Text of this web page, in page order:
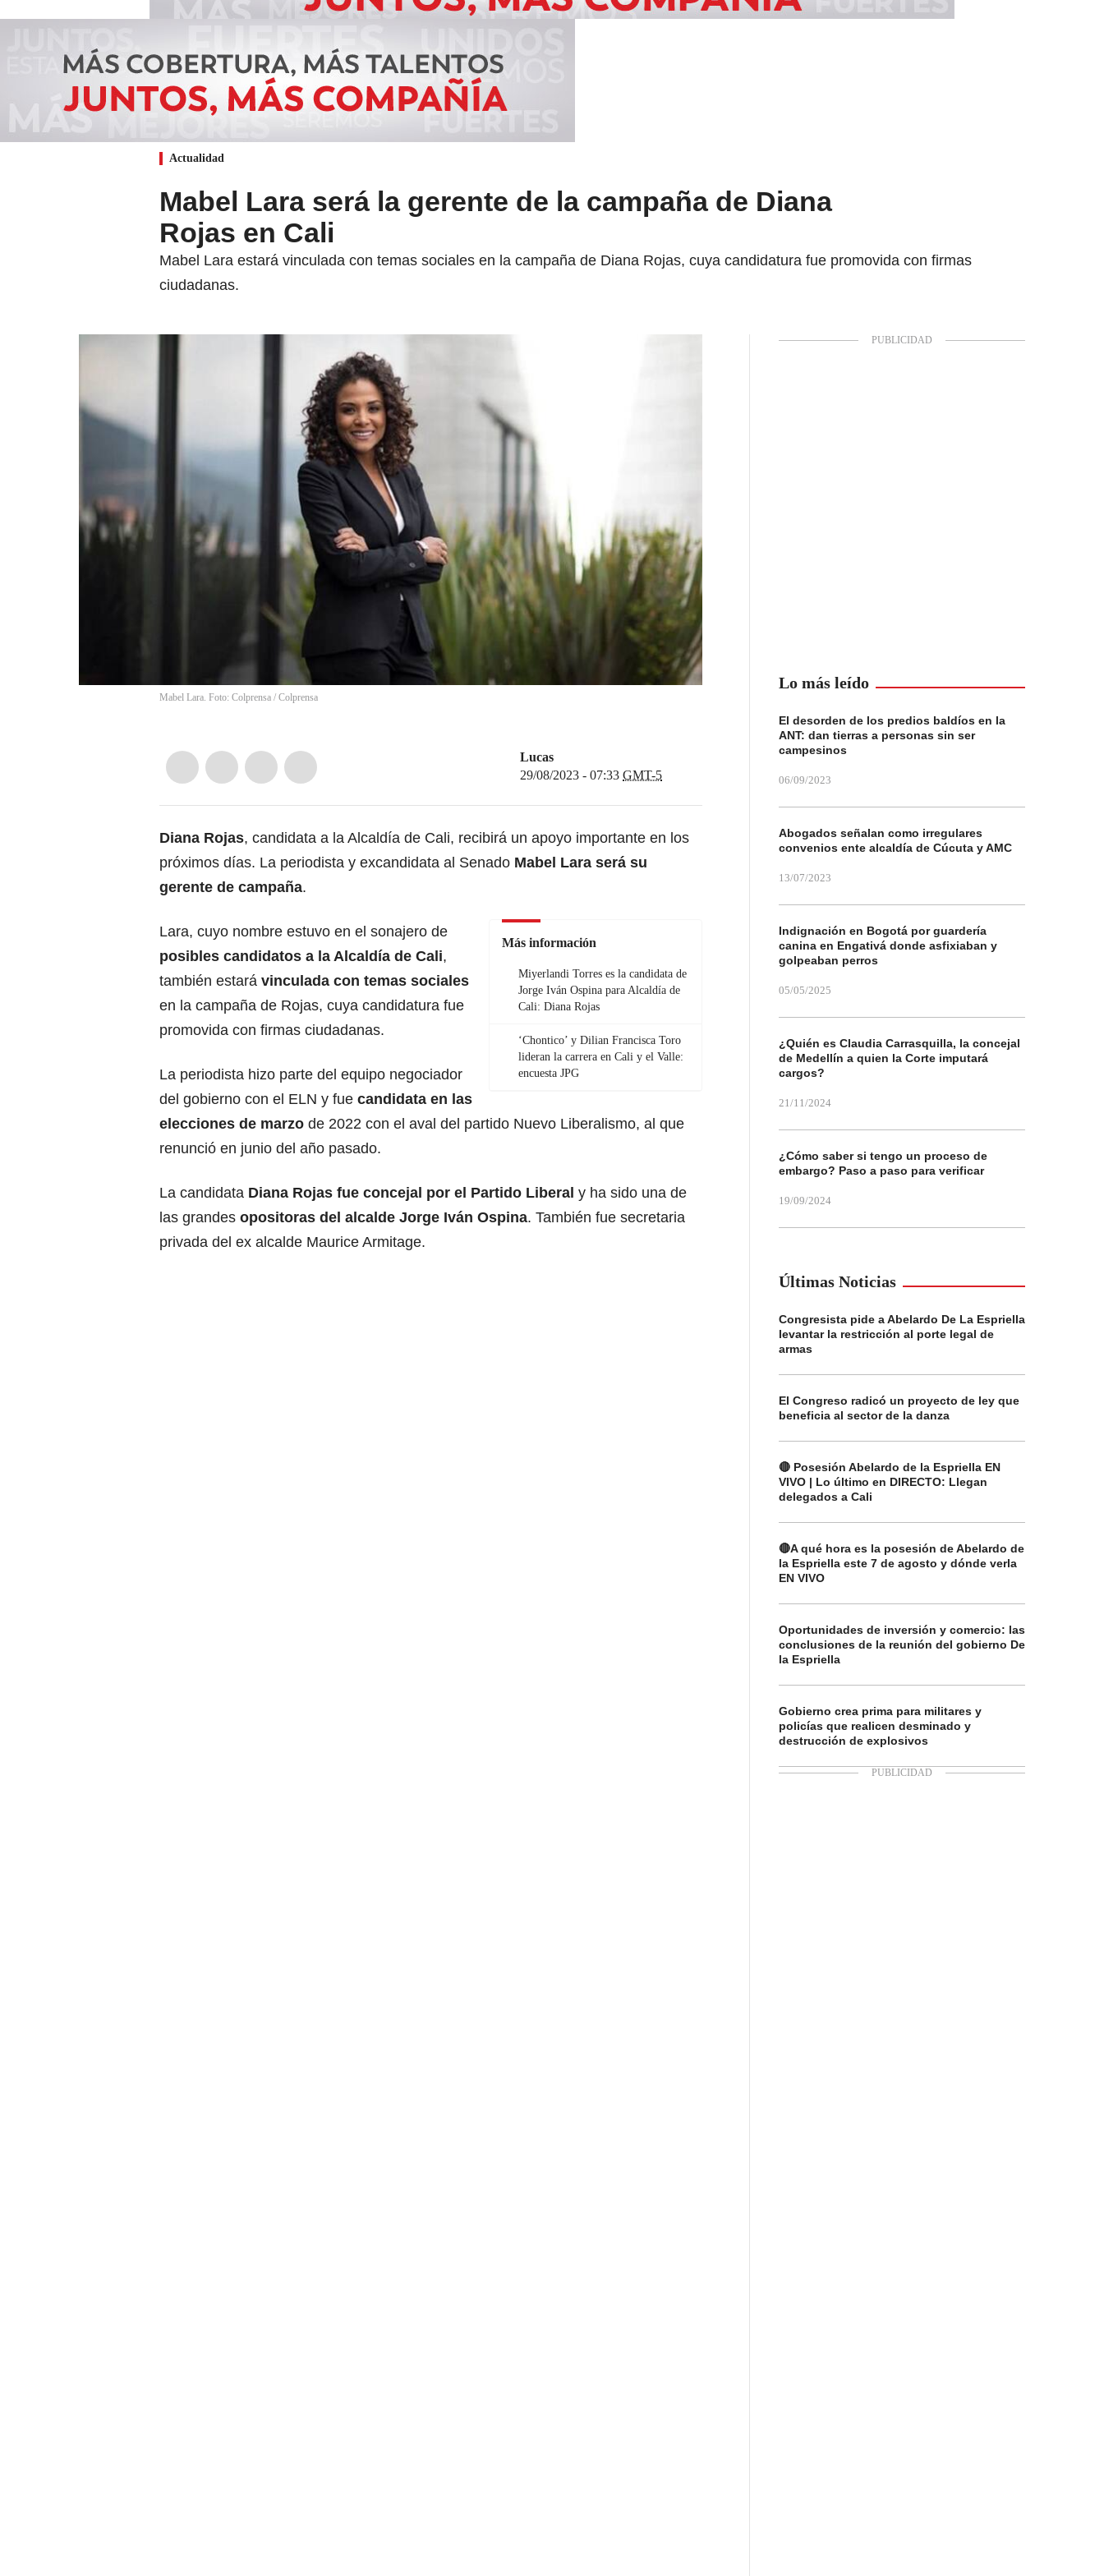
Actualidad
Mabel Lara será la gerente de la campaña de Diana
Rojas en Cali
Mabel Lara estará vinculada con temas sociales en la campaña de Diana Rojas, cuya candidatura fue promovida con firmas
ciudadanas.
Mabel Lara. Foto: Colprensa / Colprensa
Lucas
29/08/2023 - 07:33 GMT-5
Diana Rojas, candidata a la Alcaldía de Cali, recibirá un apoyo importante en los
próximos días. La periodista y excandidata al Senado Mabel Lara será su
gerente de campaña.
Más información
Miyerlandi Torres es la candidata de
Jorge Iván Ospina para Alcaldía de
Cali: Diana Rojas
‘Chontico’ y Dilian Francisca Toro
lideran la carrera en Cali y el Valle:
encuesta JPG
Lara, cuyo nombre estuvo en el sonajero de
posibles candidatos a la Alcaldía de Cali,
también estará vinculada con temas sociales
en la campaña de Rojas, cuya candidatura fue
promovida con firmas ciudadanas.
La periodista hizo parte del equipo negociador
del gobierno con el ELN y fue candidata en las
elecciones de marzo de 2022 con el aval del partido Nuevo Liberalismo, al que
renunció en junio del año pasado.
La candidata Diana Rojas fue concejal por el Partido Liberal y ha sido una de
las grandes opositoras del alcalde Jorge Iván Ospina. También fue secretaria
privada del ex alcalde Maurice Armitage.
Lo más leído
El desorden de los predios baldíos en la
ANT: dan tierras a personas sin ser
campesinos
06/09/2023
Abogados señalan como irregulares
convenios ente alcaldía de Cúcuta y AMC
13/07/2023
Indignación en Bogotá por guardería
canina en Engativá donde asfixiaban y
golpeaban perros
05/05/2025
¿Quién es Claudia Carrasquilla, la concejal
de Medellín a quien la Corte imputará
cargos?
21/11/2024
¿Cómo saber si tengo un proceso de
embargo? Paso a paso para verificar
19/09/2024
Últimas Noticias
Congresista pide a Abelardo De La Espriella
levantar la restricción al porte legal de
armas
El Congreso radicó un proyecto de ley que
beneficia al sector de la danza
🔴 Posesión Abelardo de la Espriella EN
VIVO | Lo último en DIRECTO: Llegan
delegados a Cali
🔴A qué hora es la posesión de Abelardo de
la Espriella este 7 de agosto y dónde verla
EN VIVO
Oportunidades de inversión y comercio: las
conclusiones de la reunión del gobierno De
la Espriella
Gobierno crea prima para militares y
policías que realicen desminado y
destrucción de explosivos